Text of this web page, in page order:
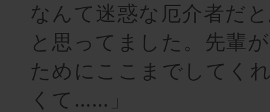
なんて迷惑な厄介者だ
と思ってました。先輩
ためにここまでしてく
くて……」